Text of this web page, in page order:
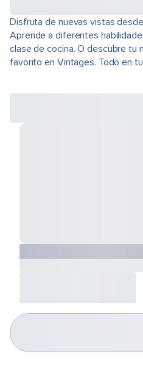
Disfruta de nuevas vistas
Aprende a diferentes
clase de cocina. O descubre tu
favorito en Vintages. Todo en